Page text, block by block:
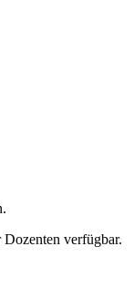
verfügbar.